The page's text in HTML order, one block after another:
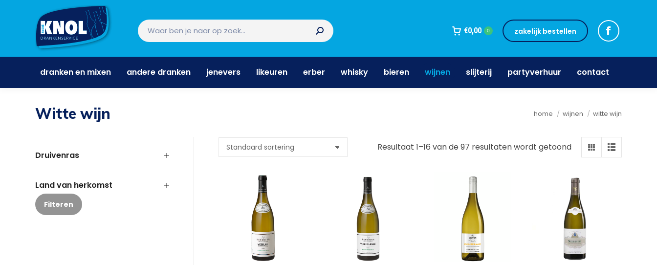
€0,00 0 zakelijk bestellen
dranken en mixen andere dranken jenevers likeuren erber whisky bieren wijnen slijterij partyverhuur contact
Witte wijn Je bent hier:
home wijnen witte wijn
Resultaat 1–16 van de 97 resultaten wordt getoond
Druivenras
Land van herkomst
Filteren
dranken en mixen